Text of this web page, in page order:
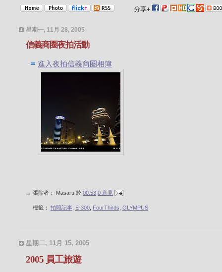
分享+
星期一, 11月 28, 2005
信義商圈夜拍活動
進入夜拍信義商圈相簿
張貼者： Masaru 於 00:53 0 意見
標籤： 拍照記事, E-300, FourThirds, OLYMPUS
星期二, 11月 15, 2005
2005 員工旅遊